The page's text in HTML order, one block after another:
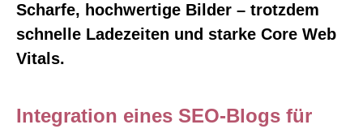
Scharfe, hochwertige Bilder – trotzdem
schnelle Ladezeiten und starke Core Web
Vitals.
Integration eines SEO-Blogs für